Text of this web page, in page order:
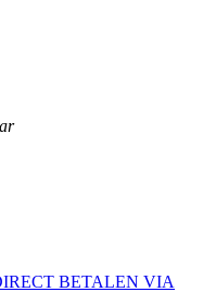
BETALEN VIA